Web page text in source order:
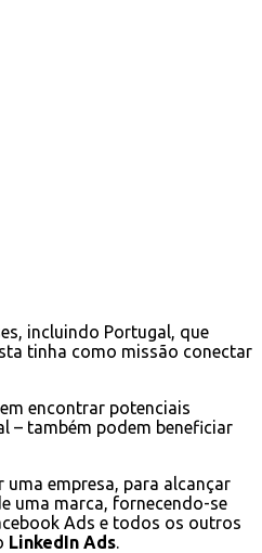
incluindo Portugal, que
tinha como missão conectar
encontrar potenciais
– também podem beneficiar
empresa, para alcançar
uma marca, fornecendo-se
Ads e todos os outros
LinkedIn Ads